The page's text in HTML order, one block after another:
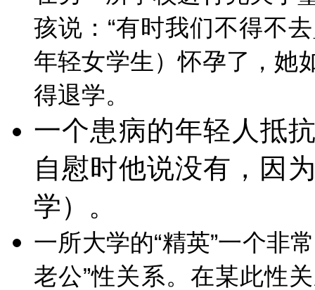
孩说：“有时我们不得不
年轻女学生）怀孕了，她
得退学。
一个患病的年轻人抵
自慰时他说没有，因
学）。
一所大学的“精英”一个非
老公”性关系。在某此性